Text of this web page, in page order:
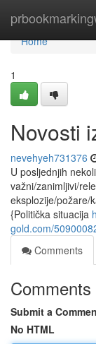
Home
Home
1
Novosti
nevehyeh731376
U posljednjih
važni/zanimljivi/
eksplozije/požare/
{Politička situacija
gold.com/
Comments
Comments
Submit a
No HTML